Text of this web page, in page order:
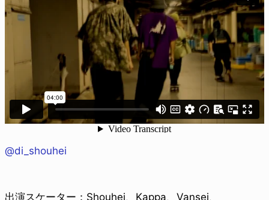
@di_shouhei
出演スケーター：Shouhei、Kappa、Vansei、